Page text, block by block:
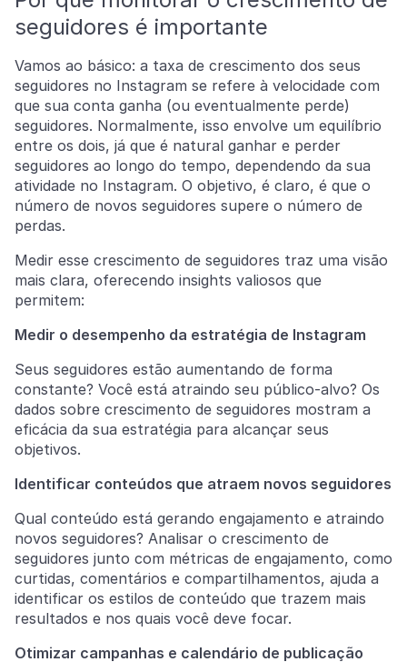
seguidores é importante
Vamos ao básico: a taxa de crescimento dos seus
seguidores no Instagram se refere à velocidade com
que sua conta ganha (ou eventualmente perde)
seguidores. Normalmente, isso envolve um equilíbrio
entre os dois, já que é natural ganhar e perder
seguidores ao longo do tempo, dependendo da sua
atividade no Instagram. O objetivo, é claro, é que o
número de novos seguidores supere o número de
perdas.
Medir esse crescimento de seguidores traz uma visão
mais clara, oferecendo insights valiosos que
permitem:
Medir o desempenho da estratégia de Instagram
Seus seguidores estão aumentando de forma
constante? Você está atraindo seu público-alvo? Os
dados sobre crescimento de seguidores mostram a
eficácia da sua estratégia para alcançar seus
objetivos.
Identificar conteúdos que atraem novos seguidores
Qual conteúdo está gerando engajamento e atraindo
novos seguidores? Analisar o crescimento de
seguidores junto com métricas de engajamento, como
curtidas, comentários e compartilhamentos, ajuda a
identificar os estilos de conteúdo que trazem mais
resultados e nos quais você deve focar.
Otimizar campanhas e calendário de publicação